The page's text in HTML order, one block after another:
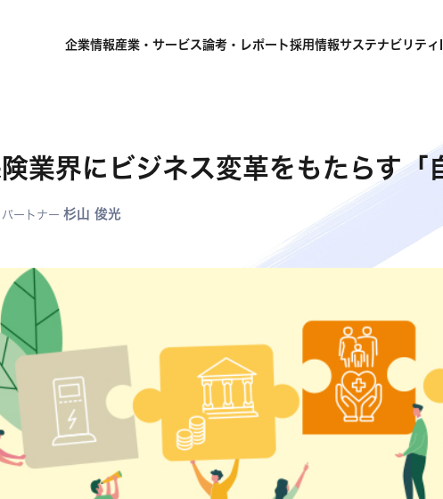
企業情報産業・サービス論考・レポート採用情報サステナビリティ
業界にビジネス変革をもたらす「
パートナー 杉山 俊光